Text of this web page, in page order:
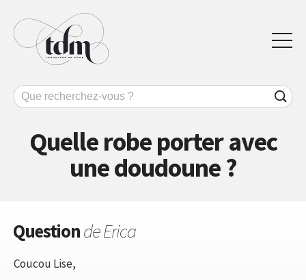
Quelle robe porter avec
une doudoune ?
Questionde Erica
Coucou Lise,